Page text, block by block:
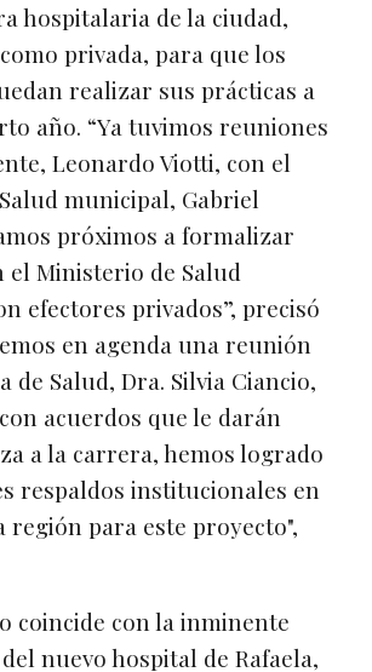
hospitalaria de la ciudad,
privada, para que los
realizar sus prácticas a
año. “Ya tuvimos reuniones
Leonardo Viotti, con el
municipal, Gabriel
próximos a formalizar
el Ministerio de Salud
efectores privados”, precisó
en agenda una reunión
de Salud, Dra. Silvia Ciancio,
acuerdos que le darán
a la carrera, hemos logrado
respaldos institucionales en
región para este proyecto",
coincide con la inminente
nuevo hospital de Rafaela,